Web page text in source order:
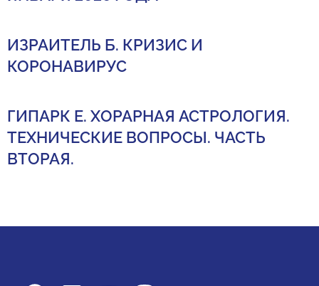
ИЗРАИТЕЛЬ Б. КРИЗИС И
КОРОНАВИРУС
ГИПАРК Е. ХОРАРНАЯ АСТРОЛОГИЯ.
ТЕХНИЧЕСКИЕ ВОПРОСЫ. ЧАСТЬ
ВТОРАЯ.